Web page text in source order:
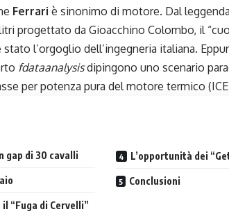
Ferrari è sinonimo di motore. Dal
progettato da Gioacchino Colombo, il
l’orgoglio dell’ingegneria italiana.
fdataanalysisdipingono uno scenario
per potenza pura del motore termico
gap di 30 cavalli
“Fuga di Cervelli”
L’opportunità dei
Conclusioni